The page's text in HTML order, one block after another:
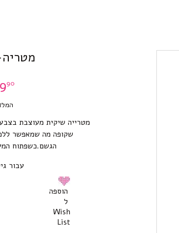
90
מטרייה שיקית מעוצבת
שקופה מה שמאפשר
הגשם.כשפתוח המידות הן
עבור
הוספה
ל
Wish
List